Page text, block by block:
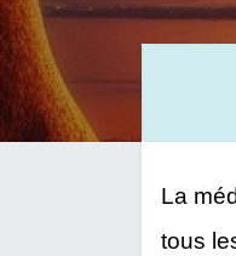
La
tous